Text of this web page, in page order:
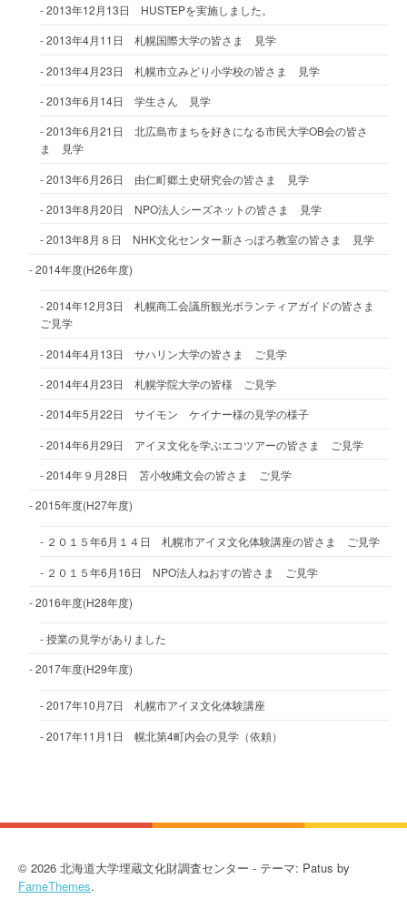
2013年12月13日 HUSTEPを実施しました。
2013年4月11日 札幌国際大学の皆さま 見学
2013年4月23日 札幌市立みどり小学校の皆さま 見学
2013年6月14日 学生さん 見学
2013年6月21日 北広島市まちを好きになる市民大学OB会の皆さ
ま 見学
2013年6月26日 由仁町郷土史研究会の皆さま 見学
2013年8月20日 NPO法人シーズネットの皆さま 見学
2013年8月８日 NHK文化センター新さっぽろ教室の皆さま 見学
2014年度(H26年度)
2014年12月3日 札幌商工会議所観光ボランティアガイドの皆さま
ご見学
2014年4月13日 サハリン大学の皆さま ご見学
2014年4月23日 札幌学院大学の皆様 ご見学
2014年5月22日 サイモン ケイナー様の見学の様子
2014年6月29日 アイヌ文化を学ぶエコツアーの皆さま ご見学
2014年９月28日 苫小牧縄文会の皆さま ご見学
2015年度(H27年度)
２０１５年6月１４日 札幌市アイヌ文化体験講座の皆さま ご見学
２０１５年6月16日 NPO法人ねおすの皆さま ご見学
2016年度(H28年度)
授業の見学がありました
2017年度(H29年度)
2017年10月7日 札幌市アイヌ文化体験講座
2017年11月1日 幌北第4町内会の見学（依頼）
© 2026 北海道大学埋蔵文化財調査センター - テーマ: Patus by
FameThemes.